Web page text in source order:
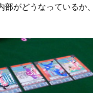
がどうなっているか、